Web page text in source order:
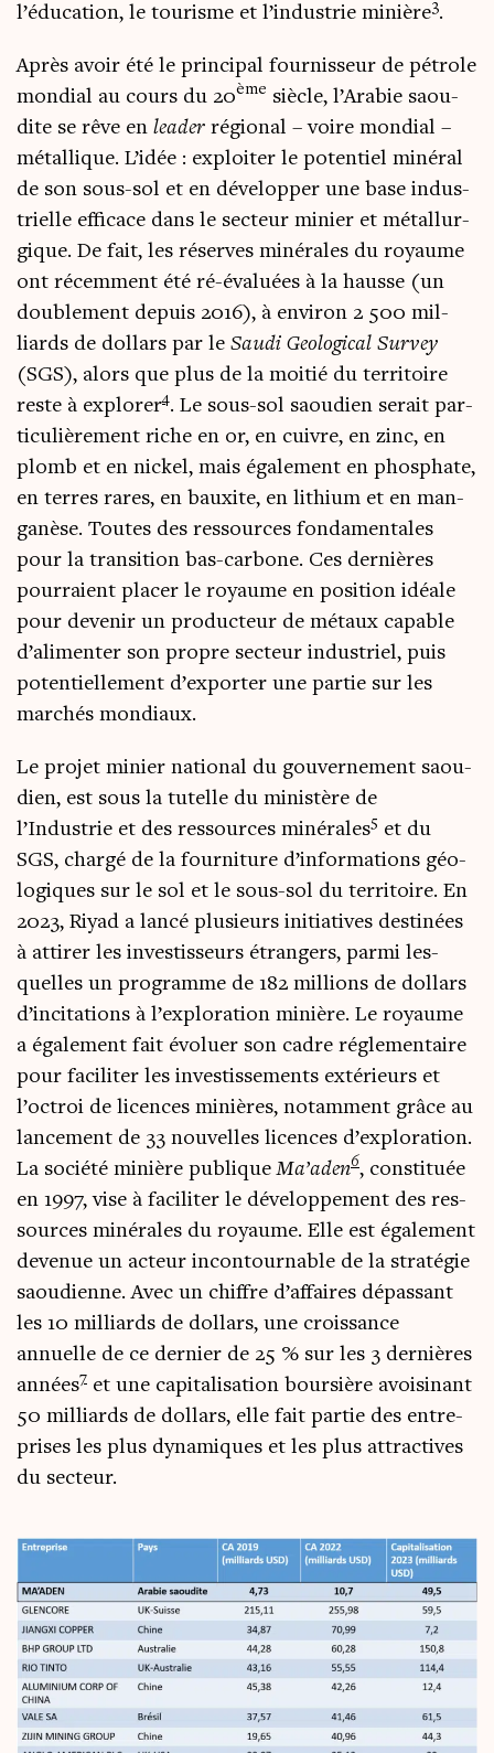
l’éducation, le tou­risme et l’industrie minière3.
Après avoir été le prin­ci­pal four­nis­seur de pétrole
mon­dial au cours du 20ème siècle, l’Arabie saou­
dite se rêve en lea­der régio­nal – voire mon­dial –
métal­lique. L’idée : exploi­ter le poten­tiel miné­ral
de son sous-sol et en déve­lop­per une base indus­
trielle effi­cace dans le sec­teur minier et métal­lur­
gique. De fait, les réserves miné­rales du royaume
ont récem­ment été ré-éva­luées à la hausse (un
dou­ble­ment depuis 2016), à envi­ron 2 500 mil­
liards de dol­lars par le Sau­di Geo­lo­gi­cal Sur­vey
(SGS), alors que plus de la moi­tié du ter­ri­toire
reste à explo­rer4. Le sous-sol saou­dien serait par­
ti­cu­liè­re­ment riche en or, en cuivre, en zinc, en
plomb et en nickel, mais éga­le­ment en phos­phate,
en terres rares, en bauxite, en lithium et en man­
ga­nèse. Toutes des res­sources fon­da­men­tales
pour la tran­si­tion bas-car­bone. Ces der­nières
pour­raient pla­cer le royaume en posi­tion idéale
pour deve­nir un pro­duc­teur de métaux capable
d’alimenter son propre sec­teur indus­triel, puis
poten­tiel­le­ment d’exporter une par­tie sur les
mar­chés mondiaux.
Le pro­jet minier natio­nal du gou­ver­ne­ment saou­
dien, est sous la tutelle du minis­tère de
l’Industrie et des res­sources miné­rales5 et du
SGS, char­gé de la four­ni­ture d’informations géo­
lo­giques sur le sol et le sous-sol du ter­ri­toire. En
2023, Riyad a lan­cé plu­sieurs ini­tia­tives des­ti­nées
à atti­rer les inves­tis­seurs étran­gers, par­mi les­
quelles un pro­gramme de 182 mil­lions de dol­lars
d’incitations à l’exploration minière. Le royaume
a éga­le­ment fait évo­luer son cadre régle­men­taire
pour faci­li­ter les inves­tis­se­ments exté­rieurs et
l’octroi de licences minières, notam­ment grâce au
lan­ce­ment de 33 nou­velles licences d’exploration.
La socié­té minière publiqueMa’aden6, consti­tuée
en 1997, vise à faci­li­ter le déve­lop­pe­ment des res­
sources miné­rales du royaume. Elle est éga­le­ment
deve­nue un acteur incon­tour­nable de la stra­té­gie
saou­dienne. Avec un chiffre d’affaires dépas­sant
les 10 mil­liards de dol­lars, une crois­sance
annuelle de ce der­nier de 25 % sur les 3 der­nières
années7 et une capi­ta­li­sa­tion bour­sière avoi­si­nant
50 mil­liards de dol­lars, elle fait par­tie des entre­
prises les plus dyna­miques et les plus attrac­tives
du secteur.